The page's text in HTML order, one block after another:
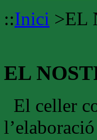
::Inici >EL
EL
El celler